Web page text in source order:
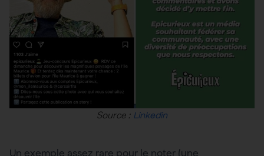
Source : Linkedin
Un exemple assez rare pour le noter (une